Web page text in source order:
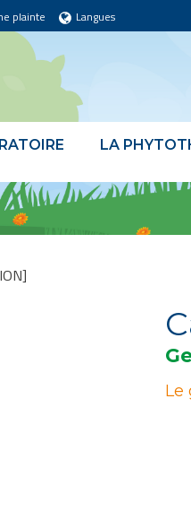
plainte Langues
LA
Le